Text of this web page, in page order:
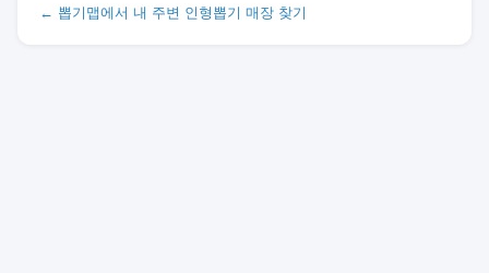
← 뽑기맵에서 내 주변 인형뽑기 매장 찾기